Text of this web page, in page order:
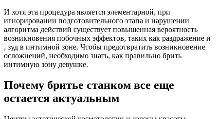
И хотя эта процедура является элементарной, при
игнорировании подготовительного этапа и нарушении
алгоритма действий существует повышенная вероятность
возникновения побочных эффектов, таких как раздражение и
, зуд в интимной зоне. Чтобы предотвратить возникновение
осложнений, необходимо знать, как правильно брить
интимную зону девушке.
Почему бритье станком все еще
остается актуальным